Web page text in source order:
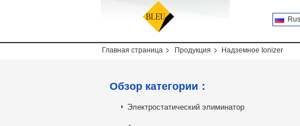
Главная страница Продукция Надземное Ionizer
Обзор категории：
Электростатический элиминатор